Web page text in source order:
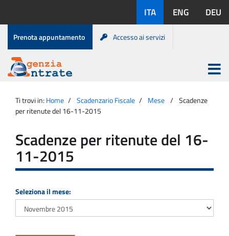
contenuto
disponibili:
ITA ENG DEU
Menu
di
servizio
Prenota appuntamento Accesso ai servizi
Agenzia
Entrate
Apri
menu
principale
Ti trovi in: Home Scadenzario Fiscale Mese
Scadenze
per ritenute del 16-11-2015
Scadenze per ritenute del 16-
11-2015
Seleziona il mese: